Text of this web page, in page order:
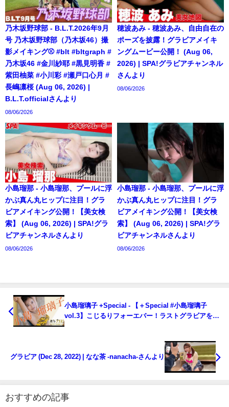
乃木坂野球部 - B.L.T.2026年9月
号 乃木坂野球部（乃木坂46）撮
影メイキング⚾️ #blt #bltgraph #
乃木坂46 #金川紗耶 #黒見明香 #
紫田柚菜 #小川彩 #瀬戸口心月 #
長嶋凛桜 (Aug 06, 2026) |
B.L.T.officialさんより
08/06/2026
穂波あみ - 穂波あみ、自由自在の
ポーズを披露！グラビアメイキ
ングムービー公開！ (Aug 06,
2026) | SPA!グラビアチャンネル
さんより
08/06/2026
小島瑠那 - 小島瑠那、プールに浮
かぶ真ん丸ヒップに注目！グラ
ビアメイキング公開！【美女検
索】 (Aug 06, 2026) | SPA!グラ
ビアチャンネルさんより
08/06/2026
小島瑠那 - 小島瑠那、プールに浮
かぶ真ん丸ヒップに注目！グラ
ビアメイキング公開！【美女検
索】 (Aug 06, 2026) | SPA!グラ
ビアチャンネルさんより
08/06/2026
小島瑠璃子 +Special - 【＋Special #小島瑠璃子
vol.3】こじるりフォーエバー！ラストグラビアを目
英社 週刊プレイボーイ公式】さんより
グラビア (Dec 28, 2022) | なな茶 -nanacha-さんより
おすすめの記事